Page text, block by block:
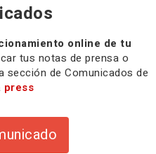
online de tu
tus notas de prensa o
sección de Comunicados de
press